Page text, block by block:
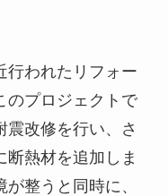
行われたリフォー
のプロジェクトで
震改修を行い、さ
断熱材を追加しま
整うと同時に、